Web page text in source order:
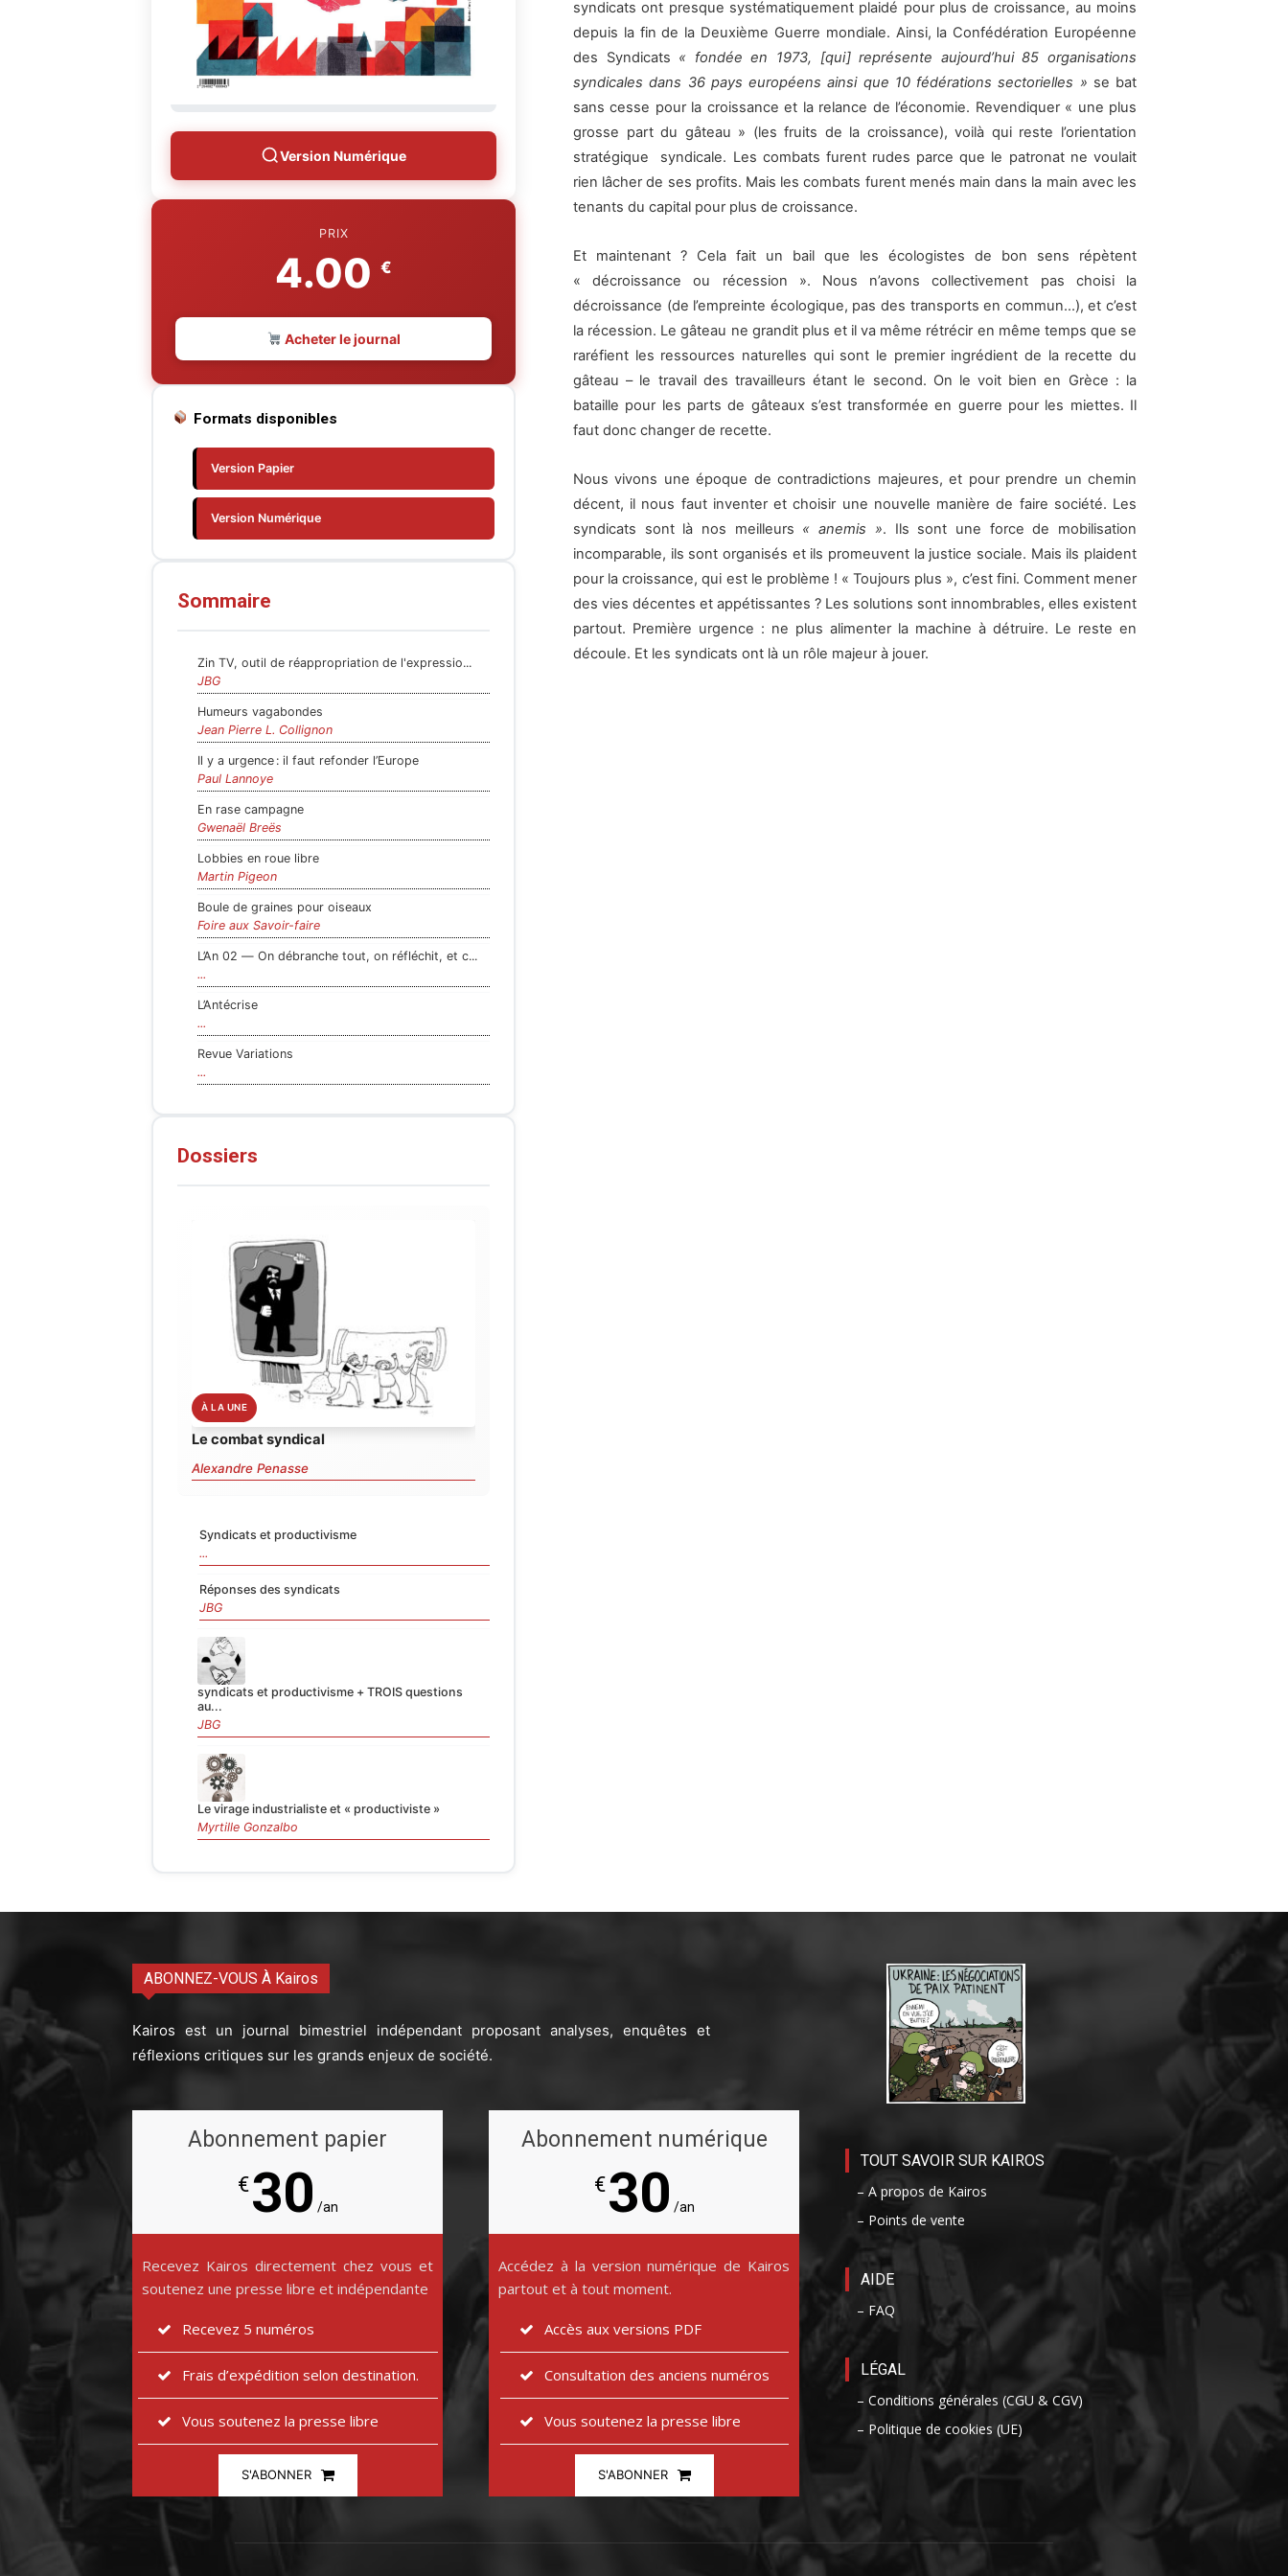
Version Numérique
PRIX
4.00 €
Acheter le journal
Formats disponibles
Version Papier
Version Numérique
Sommaire
Zin TV, outil de réappropriation de l'expressio...
JBG
Humeurs vagabondes
Jean Pierre L. Collignon
Il y a urgence : il faut refonder l’Europe
Paul Lannoye
En rase campagne
Gwenaël Breës
Lobbies en roue libre
Martin Pigeon
Boule de graines pour oiseaux
Foire aux Savoir-faire
L’An 02 — On débranche tout, on réfléchit, et c...
...
L’Antécrise
...
Revue Variations
...
Dossiers
Le combat syndical
Alexandre Penasse
Syndicats et productivisme
...
Réponses des syndicats
JBG
syndicats et productivisme + TROIS questions
au...
JBG
Le virage industrialiste et « productiviste »
Myrtille Gonzalbo
syndicats ont presque systématiquement plaidé pour plus de croissance, au moins
depuis la fin de la Deuxième Guerre mondiale. Ainsi, la Confédération Européenne
des Syndicats « fondée en 1973, [qui] représente aujourd’hui 85 organisations
syndicales dans 36 pays européens ainsi que 10 fédérations sectorielles » se bat
sans cesse pour la croissance et la relance de l’économie. Revendiquer « une plus
grosse part du gâteau » (les fruits de la croissance), voilà qui reste l’orientation
stratégique syndicale. Les combats furent rudes parce que le patronat ne voulait
rien lâcher de ses profits. Mais les combats furent menés main dans la main avec les
tenants du capital pour plus de croissance.
Et maintenant ? Cela fait un bail que les écologistes de bon sens répètent
« décroissance ou récession ». Nous n’avons collectivement pas choisi la
décroissance (de l’empreinte écologique, pas des transports en commun…), et c’est
la récession. Le gâteau ne grandit plus et il va même rétrécir en même temps que se
raréfient les ressources naturelles qui sont le premier ingrédient de la recette du
gâteau – le travail des travailleurs étant le second. On le voit bien en Grèce : la
bataille pour les parts de gâteaux s’est transformée en guerre pour les miettes. Il
faut donc changer de recette.
Nous vivons une époque de contradictions majeures, et pour prendre un chemin
décent, il nous faut inventer et choisir une nouvelle manière de faire société. Les
syndicats sont là nos meilleurs « anemis ». Ils sont une force de mobilisation
incomparable, ils sont organisés et ils promeuvent la justice sociale. Mais ils plaident
pour la croissance, qui est le problème ! « Toujours plus », c’est fini. Comment mener
des vies décentes et appétissantes ? Les solutions sont innombrables, elles existent
partout. Première urgence : ne plus alimenter la machine à détruire. Le reste en
découle. Et les syndicats ont là un rôle majeur à jouer.
ABONNEZ-VOUS À Kairos
Kairos est un journal bimestriel indépendant proposant analyses, enquêtes et
réflexions critiques sur les grands enjeux de société.
Abonnement papier
€30 /an
Recevez Kairos directement chez vous et
soutenez une presse libre et indépendante
Recevez 5 numéros
Frais d’expédition selon destination.
Vous soutenez la presse libre
S'ABONNER
Abonnement numérique
€30 /an
Accédez à la version numérique de Kairos
partout et à tout moment.
Accès aux versions PDF
Consultation des anciens numéros
Vous soutenez la presse libre
S'ABONNER
TOUT SAVOIR SUR KAIROS
– A propos de Kairos
– Points de vente
AIDE
– FAQ
LÉGAL
– Conditions générales (CGU & CGV)
– Politique de cookies (UE)